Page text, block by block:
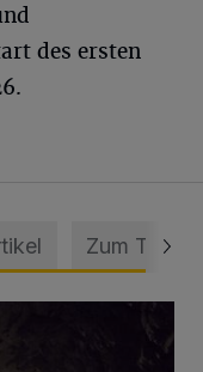
des ersten
Zum Thema